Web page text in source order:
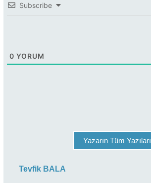
Subscribe
0 YORUM
Yazarın Tüm Yazıları
Tevfik BALA